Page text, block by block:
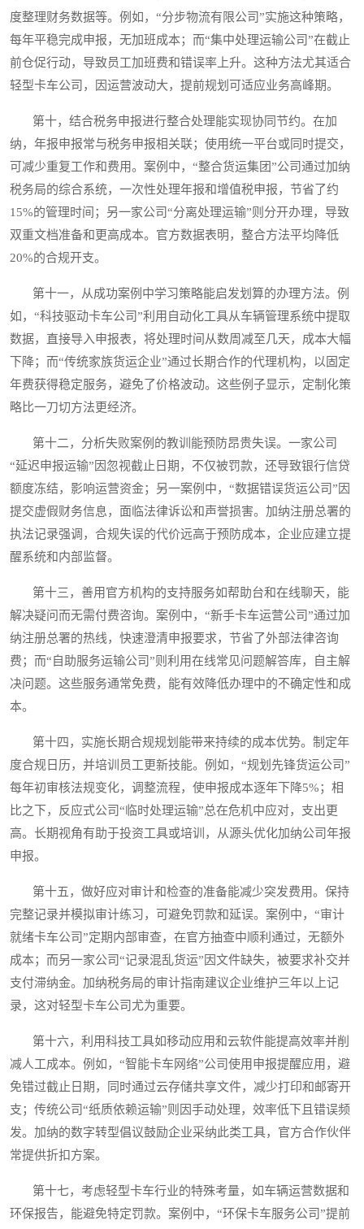
度整理财务数据等。例如，“分步物流有限公司”实施这种策略，
每年平稳完成申报，无加班成本；而“集中处理运输公司”在截止
前仓促行动，导致员工加班费和错误率上升。这种方法尤其适合
轻型卡车公司，因运营波动大，提前规划可适应业务高峰期。
第十，结合税务申报进行整合处理能实现协同节约。在加
纳，年报申报常与税务申报相关联；使用统一平台或同时提交，
可减少重复工作和费用。案例中，“整合货运集团”公司通过加纳
税务局的综合系统，一次性处理年报和增值税申报，节省了约
15%的管理时间；另一家公司“分离处理运输”则分开办理，导致
双重文档准备和更高成本。官方数据表明，整合方法平均降低
20%的合规开支。
第十一，从成功案例中学习策略能启发划算的办理方法。例
如，“科技驱动卡车公司”利用自动化工具从车辆管理系统中提取
数据，直接导入申报表，将处理时间从数周减至几天，成本大幅
下降；而“传统家族货运企业”通过长期合作的代理机构，以固定
年费获得稳定服务，避免了价格波动。这些例子显示，定制化策
略比一刀切方法更经济。
第十二，分析失败案例的教训能预防昂贵失误。一家公司
“延迟申报运输”因忽视截止日期，不仅被罚款，还导致银行信贷
额度冻结，影响运营资金；另一案例中，“数据错误货运公司”因
提交虚假财务信息，面临法律诉讼和声誉损害。加纳注册总署的
执法记录强调，合规失误的代价远高于预防成本，企业应建立提
醒系统和内部监督。
第十三，善用官方机构的支持服务如帮助台和在线聊天，能
解决疑问而无需付费咨询。案例中，“新手卡车运营公司”通过加
纳注册总署的热线，快速澄清申报要求，节省了外部法律咨询
费；而“自助服务运输公司”则利用在线常见问题解答库，自主解
决问题。这些服务通常免费，能有效降低办理中的不确定性和成
本。
第十四，实施长期合规规划能带来持续的成本优势。制定年
度合规日历，并培训员工更新技能。例如，“规划先锋货运公司”
每年初审核法规变化，调整流程，使申报成本逐年下降5%；相
比之下，反应式公司“临时处理运输”总在危机中应对，支出更
高。长期视角有助于投资工具或培训，从源头优化加纳公司年报
申报。
第十五，做好应对审计和检查的准备能减少突发费用。保持
完整记录并模拟审计练习，可避免罚款和延误。案例中，“审计
就绪卡车公司”定期内部审查，在官方抽查中顺利通过，无额外
成本；而另一家公司“记录混乱货运”因文件缺失，被要求补交并
支付滞纳金。加纳税务局的审计指南建议企业维护三年以上记
录，这对轻型卡车公司尤为重要。
第十六，利用科技工具如移动应用和云软件能提高效率并削
减人工成本。例如，“智能卡车网络”公司使用申报提醒应用，避
免错过截止日期，同时通过云存储共享文件，减少打印和邮寄开
支；传统公司“纸质依赖运输”则因手动处理，效率低下且错误频
发。加纳的数字转型倡议鼓励企业采纳此类工具，官方合作伙伴
常提供折扣方案。
第十七，考虑轻型卡车行业的特殊考量，如车辆运营数据和
环保报告，能避免特定罚款。案例中，“环保卡车服务公司”提前